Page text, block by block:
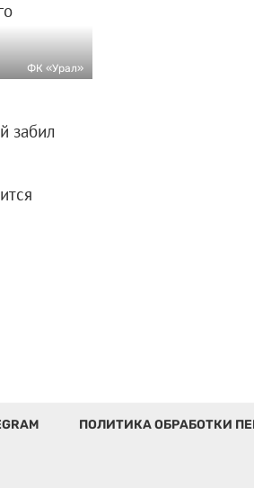
ФК «Урал»
забил
ПОЛИТИКА ОБРАБОТКИ